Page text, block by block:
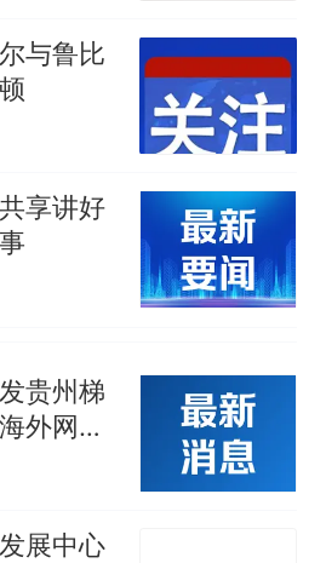
与鲁比
享讲好
贵州梯
外网友
展中心